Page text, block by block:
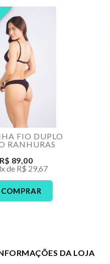
FIO DUPLO
RANHURAS
R$ 89,00
de R$ 29,67
COMPRAR
DA LOJA